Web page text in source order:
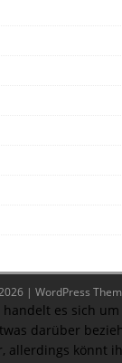
| WordPress
handelt es sich
darüber
allerdings könnt